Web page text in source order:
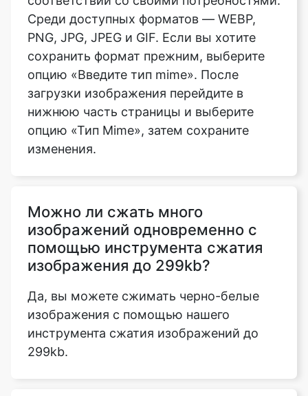
опцию «Введите тип mime». После
загрузки изображения перейдите в
нижнюю часть страницы и выберите
опцию «Тип Mime», затем сохраните
изменения.
Можно ли сжать много
изображения до 299kb?
Да, вы можете сжимать черно-белые
изображения с помощью нашего
инструмента сжатия изображений до
299kb.
Поддерживает ли инструмент